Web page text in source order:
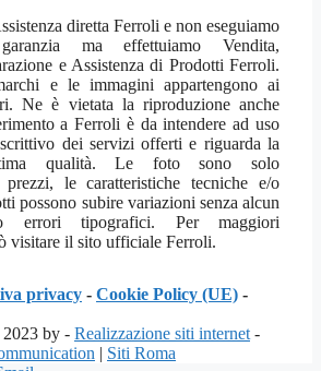
diretta Ferroli e non eseguiamo
ma effettuiamo Vendita,
e Assistenza di Prodotti Ferroli.
e le immagini appartengono ai
Ne è vietata la riproduzione anche
a Ferroli è da intendere ad uso
dei servizi offerti e riguarda la
qualità. Le foto sono solo
prezzi, le caratteristiche tecniche e/o
possono subire variazioni senza alcun
errori tipografici. Per maggiori
visitare il sito ufficiale Ferroli.
privacy - Cookie Policy (UE) -
by - Realizzazione siti internet -
| Siti Roma